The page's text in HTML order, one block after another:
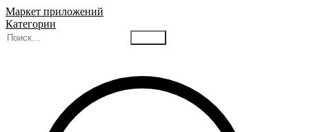
Маркет приложений
Категории